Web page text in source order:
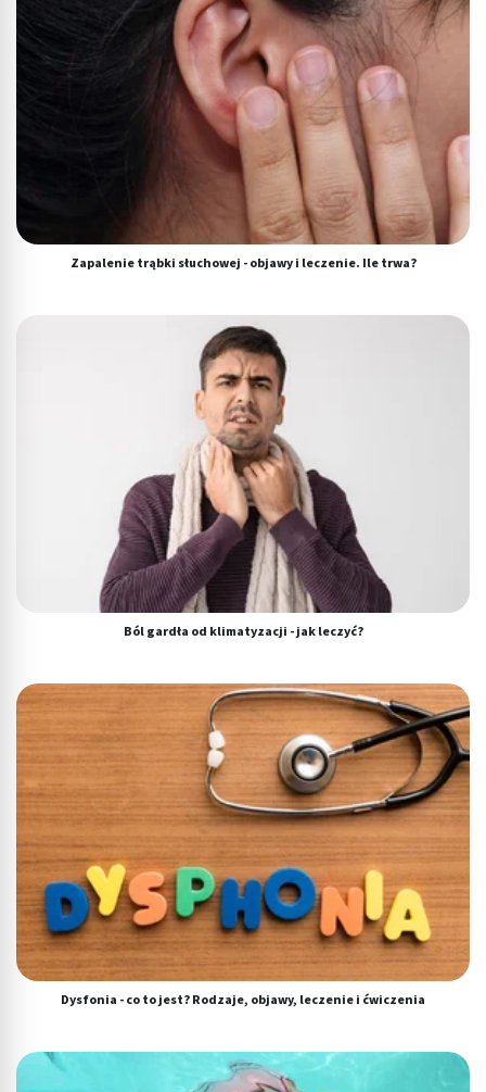
Zapalenie trąbki słuchowej - objawy i leczenie. Ile trwa?
Ból gardła od klimatyzacji - jak leczyć?
Dysfonia - co to jest? Rodzaje, objawy, leczenie i ćwiczenia